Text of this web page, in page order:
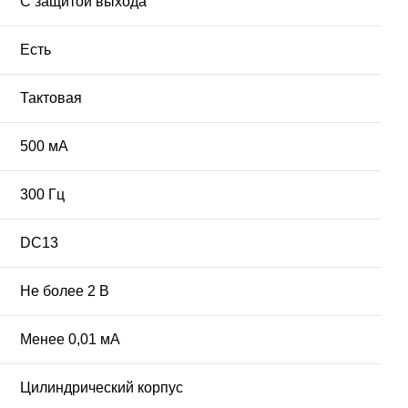
Есть
Тактовая
500 мА
300 Гц
DC13
Не более 2 В
Менее 0,01 мА
Цилиндрический корпус